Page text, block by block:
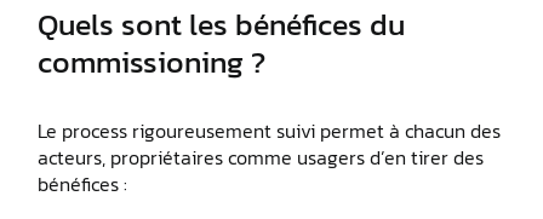
Quels sont les bénéfices du
commissioning ?
Le process rigoureusement suivi permet à chacun des
acteurs, propriétaires comme usagers d’en tirer des
bénéfices :